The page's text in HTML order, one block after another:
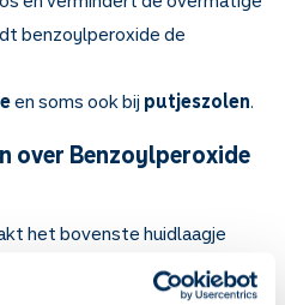
benzoylperoxide de
en soms ook bij putjeszolen.
over Benzoylperoxide
het bovenste huidlaagje
makkelijk met huidcellen